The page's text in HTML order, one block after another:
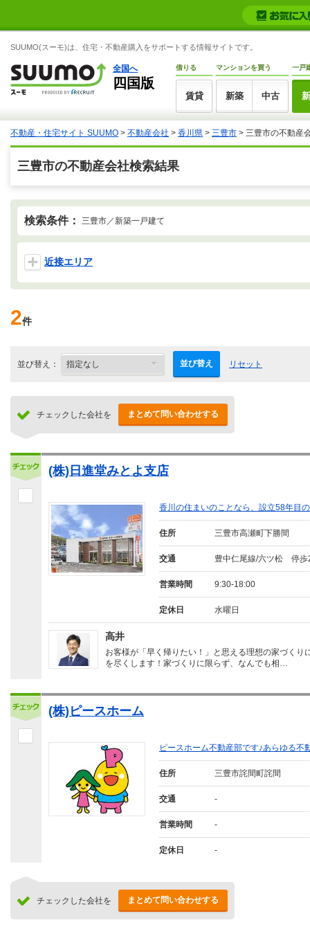
SUUMO(スーモ)は、住宅・不動産購入をサポートする情報サイトです。
全国へ
四国版
借りる
賃貸
マンションを買う
新築 中古
一戸
不動産・住宅サイト SUUMO > 不動産会社 > 香川県 > 三豊市 > 三豊市の不動産
三豊市の不動産会社検索結果
検索条件： 三豊市／新築一戸建て
近接エリア
2件
並び替え： 並び替え リセット
チェックした会社を まとめて問い合わせする
(株)日進堂みとよ支店
香川の住まいのことなら、設立58年目
住所 三豊市高瀬町下勝間
交通 豊中仁尾線/六ツ松 停歩
営業時間 9:30-18:00
定休日 水曜日
高井
お客様が「早く帰りたい！」と思える理想の家づくり
を尽くします！家づくりに限らず、なんでも相…
(株)ピースホーム
ピースホーム不動産部です♪あらゆる
住所 三豊市詫間町詫間
交通 -
営業時間 -
定休日 -
チェックした会社を まとめて問い合わせする